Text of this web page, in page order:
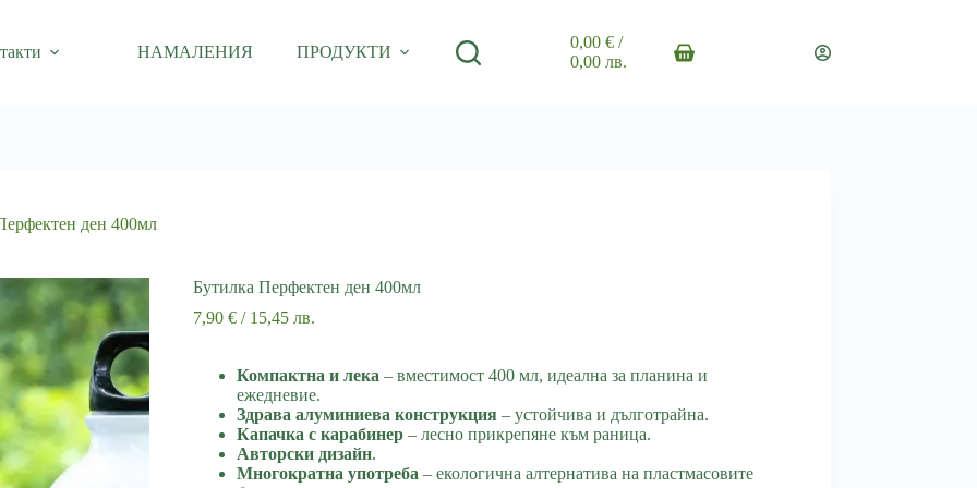
НАМАЛЕНИЯ ПРОДУКТИ
Shopping
0,00 €/
0,00 лв.
ден 400мл
Бутилка Перфектен ден 400мл
7,90 €/ 15,45 лв.
Компактна и лека – вместимост 400 мл, идеална за планина и
ежедневие.
Здрава алуминиева конструкция– устойчива и дълготрайна.
Капачка с карабинер– лесно прикрепяне към раница.
Авторски дизайн.
Многократна употреба – екологична алтернатива на пластмасовите